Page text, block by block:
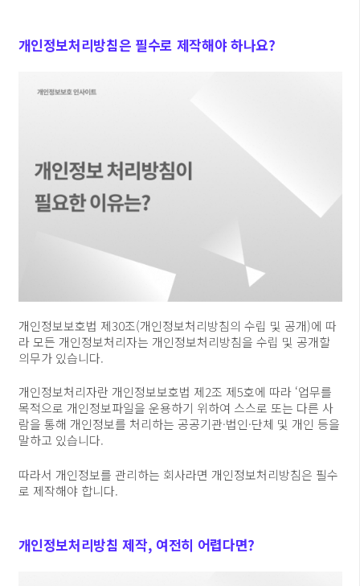
개인정보처리방침은 필수로 제작해야 하나요?
개인정보보호법 제30조(개인정보처리방침의 수립 및 공개)에 따
라 모든 개인정보처리자는 개인정보처리방침을 수립 및 공개할
의무가 있습니다.
개인정보처리자란 개인정보보호법 제2조 제5호에 따라 ‘업무를
목적으로 개인정보파일을 운용하기 위하여 스스로 또는 다른 사
람을 통해 개인정보를 처리하는 공공기관·법인·단체 및 개인 등을
말하고 있습니다.
따라서 개인정보를 관리하는 회사라면 개인정보처리방침은 필수
로 제작해야 합니다.
개인정보처리방침 제작, 여전히 어렵다면?